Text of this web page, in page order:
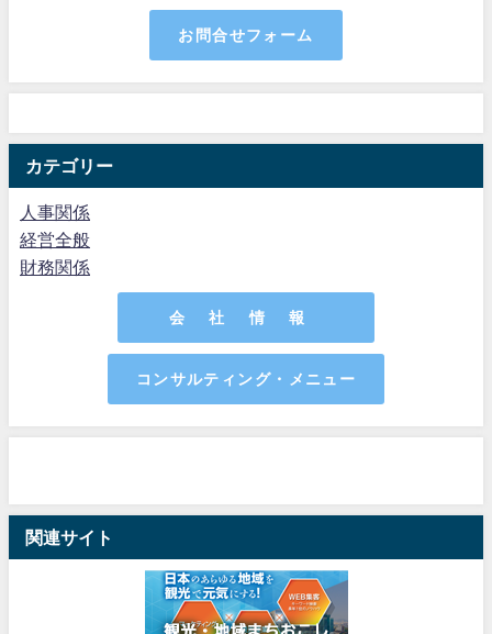
お問合せフォーム
カテゴリー
人事関係
経営全般
財務関係
会 社 情 報
コンサルティング・メニュー
関連サイト